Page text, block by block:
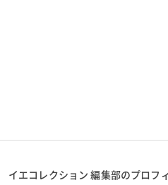
イエコレクション 編集部のプロフ